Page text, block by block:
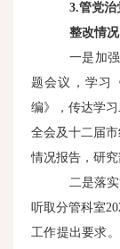
3.管党治
整改情
一是加
题会议，学习
编》，传达学
全会及十二届
情况报告，研
二是落
听取分管科室
工作提出要求